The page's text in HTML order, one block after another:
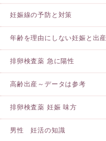
妊娠線の予防と対策
年齢を理由にしない妊娠と出産
排卵検査薬 急に陽性
高齢出産～データは参考
排卵検査薬 妊娠 味方
男性 妊活の知識